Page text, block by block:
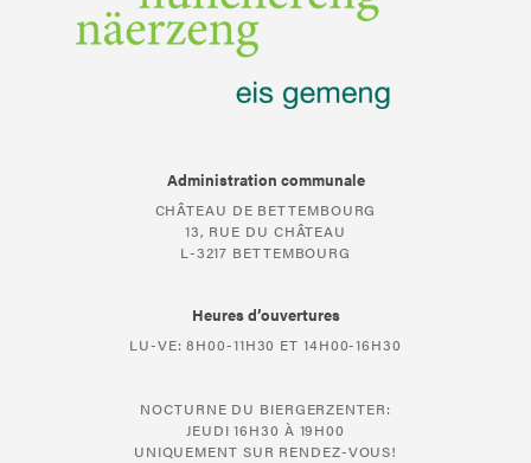
Administration communale
CHÂTEAU DE BETTEMBOURG
13, RUE DU CHÂTEAU
L-3217 BETTEMBOURG
Heures d’ouvertures
LU-VE: 8H00-11H30 ET 14H00-16H30
NOCTURNE DU BIERGERZENTER:
JEUDI 16H30 À 19H00
UNIQUEMENT SUR RENDEZ-VOUS!